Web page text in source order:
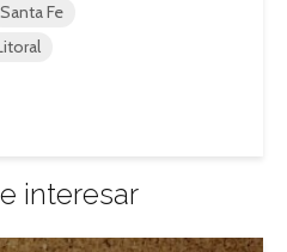
Santa Fe
interesar